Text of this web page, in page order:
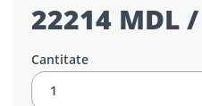
22214 MDL
Cantitate